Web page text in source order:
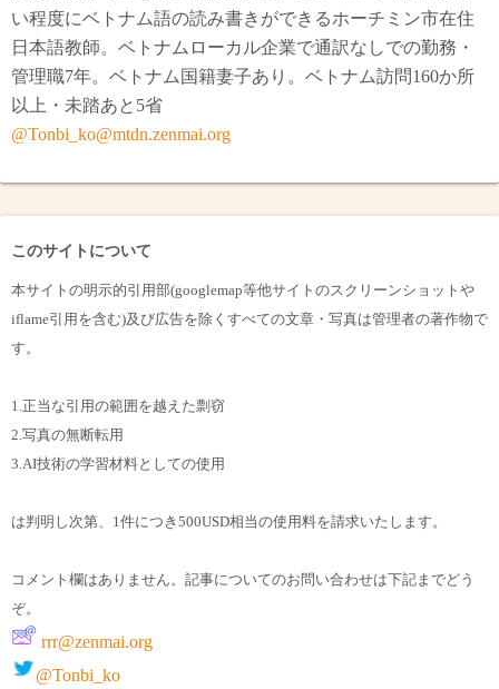
い程度にベトナム語の読み書きができるホーチミン市在住
日本語教師。ベトナムローカル企業で通訳なしでの勤務・
管理職7年。ベトナム国籍妻子あり。ベトナム訪問160か所
以上・未踏あと5省
@Tonbi_ko@mtdn.zenmai.org
このサイトについて
本サイトの明示的引用部(googlemap等他サイトのスクリーンショットや
iflame引用を含む)及び広告を除くすべての文章・写真は管理者の著作物で
す。
1.正当な引用の範囲を越えた剽窃
2.写真の無断転用
3.AI技術の学習材料としての使用
は判明し次第、1件につき500USD相当の使用料を請求いたします。
コメント欄はありません。記事についてのお問い合わせは下記までどう
ぞ。
rrr@zenmai.org
@Tonbi_ko